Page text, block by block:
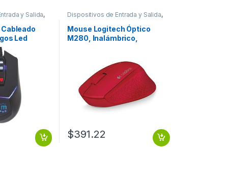
y Salida,
Led
C/LUZ
Dispositivos de Entrada y Salida,
Mouse
Mouse Logitech Óptico
M280, Inalámbrico,
$391.22